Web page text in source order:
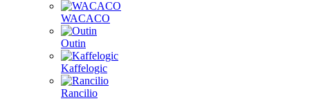
WACACO
Outin
Kaffelogic
Rancilio